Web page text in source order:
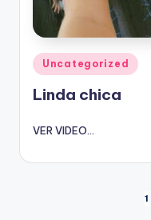
Publicado
en
Uncategorized
Linda chica
VER VIDEO...
Paginación1